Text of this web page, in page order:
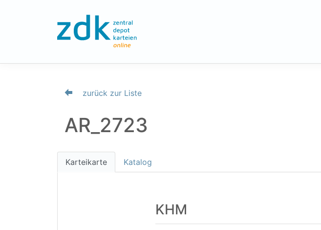
zurück zur Liste
AR_2723
Karteikarte Katalog
KHM